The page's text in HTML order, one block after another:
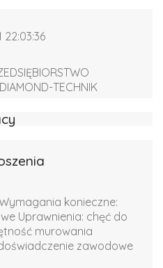
22:03:36
TECHNIK
konieczne:
Uprawnienia: chęć do
murowania
zawodowe